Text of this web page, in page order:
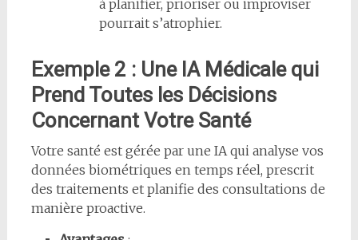
à planifier, prioriser ou improviser
pourrait s’atrophier.
Exemple 2 : Une IA Médicale qui
Prend Toutes les Décisions
Concernant Votre Santé
Votre santé est gérée par une IA qui analyse vos
données biométriques en temps réel, prescrit
des traitements et planifie des consultations de
manière proactive.